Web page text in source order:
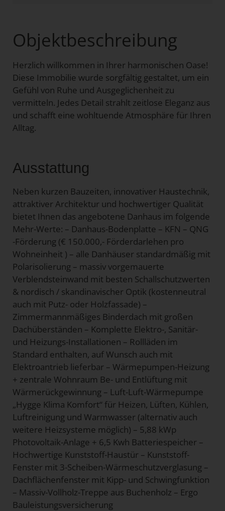
Objektbeschreibung
Herzlich willkommen in Ihrer harmonischen Oase!
Diese Immobilie wurde sorgfältig gestaltet, um ein
Gefühl von Ruhe und Ausgeglichenheit zu
vermitteln. Jedes Detail strahlt zeitlose Eleganz aus
und schafft eine wohltuende Atmosphäre für Ihren
Alltag.
Ausstattung
Neben kurzen Bauzeiten, innovativer Haustechnik,
attraktiver Architektur und hochwertiger Qualität
bietet Ihnen das angebotene Danhaus im folgende
Mehr-Werte: – Danhaus-Bodenplatte – KFN – QNG
-Förderung (€ 150.000,- Förderdarlehen pro
Wohneinheit ) – alle Danhäuser standardmäßig mit
Polarisolierung – massiv vorgemauerte
Verblendsteinwand mit besten Schallschutzwerten
& nordisch / skandinavischer Optik (kostenneutral
auch mit Putz- oder Holzfassade) –
Zimmermannmäßiges Binderdach mit großen
Dachüberständen – Komplette Elektro-, Sanitär-
und Heizungs-Installationen – Rollläden im
Standard enthalten, auf Wunsch auch mit
Elektroantrieb lieferbar – Wärmepumpen-Heizung
+ zentrale Wohnraum Be- und Entlüftung mit
Wärmerückgewinnung – Luft-Luft-Wärmepumpe
„Hygge Klima Komfort“ für Heizen, Lüften, Kühlen,
Luftreinigung und Warmwasser (alternativ auch
weitere Heizsysteme möglich) – 5,88 kWp
Photovoltaik-Anlage + 6,5 Kwh Batteriespeicher –
Hochwertige Kunststoff-Haustür – Kunststoff-
Fenster mit 3-Scheiben-Wärmeschutzverglasung –
Dachflächenfenster mit Kipp- und Schwingfunktion
– Massiv-Vollholz-Treppe aus Buchenholz – Ergo
Bauleistungsversicherung